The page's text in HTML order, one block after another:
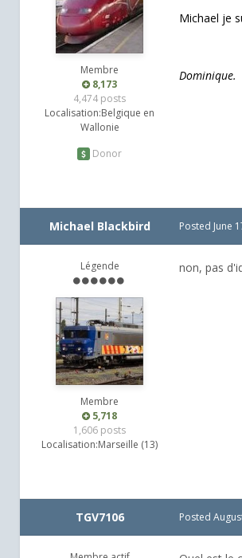
Membre
8,173
4,474 posts
Localisation:Belgique en
Wallonie
Donor
Michael je
Dominique.
Michael Blackbird
Légende
Membre
5,718
1,606 posts
Localisation:Marseille (13)
Posted June
non, pas
TGV7106 Posted